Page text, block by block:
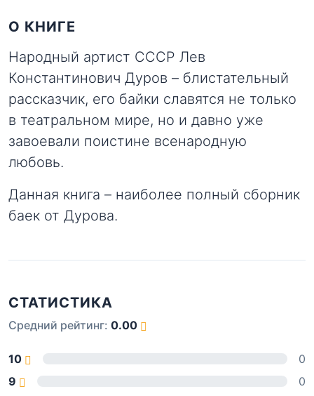
О КНИГЕ
Народный артист СССР Лев
Константинович Дуров – блистательный
рассказчик, его байки славятся не только
в театральном мире, но и давно уже
завоевали поистине всенародную
любовь.
Данная книга – наиболее полный сборник
баек от Дурова.
СТАТИСТИКА
Средний рейтинг: 0.00
10
0
9
0